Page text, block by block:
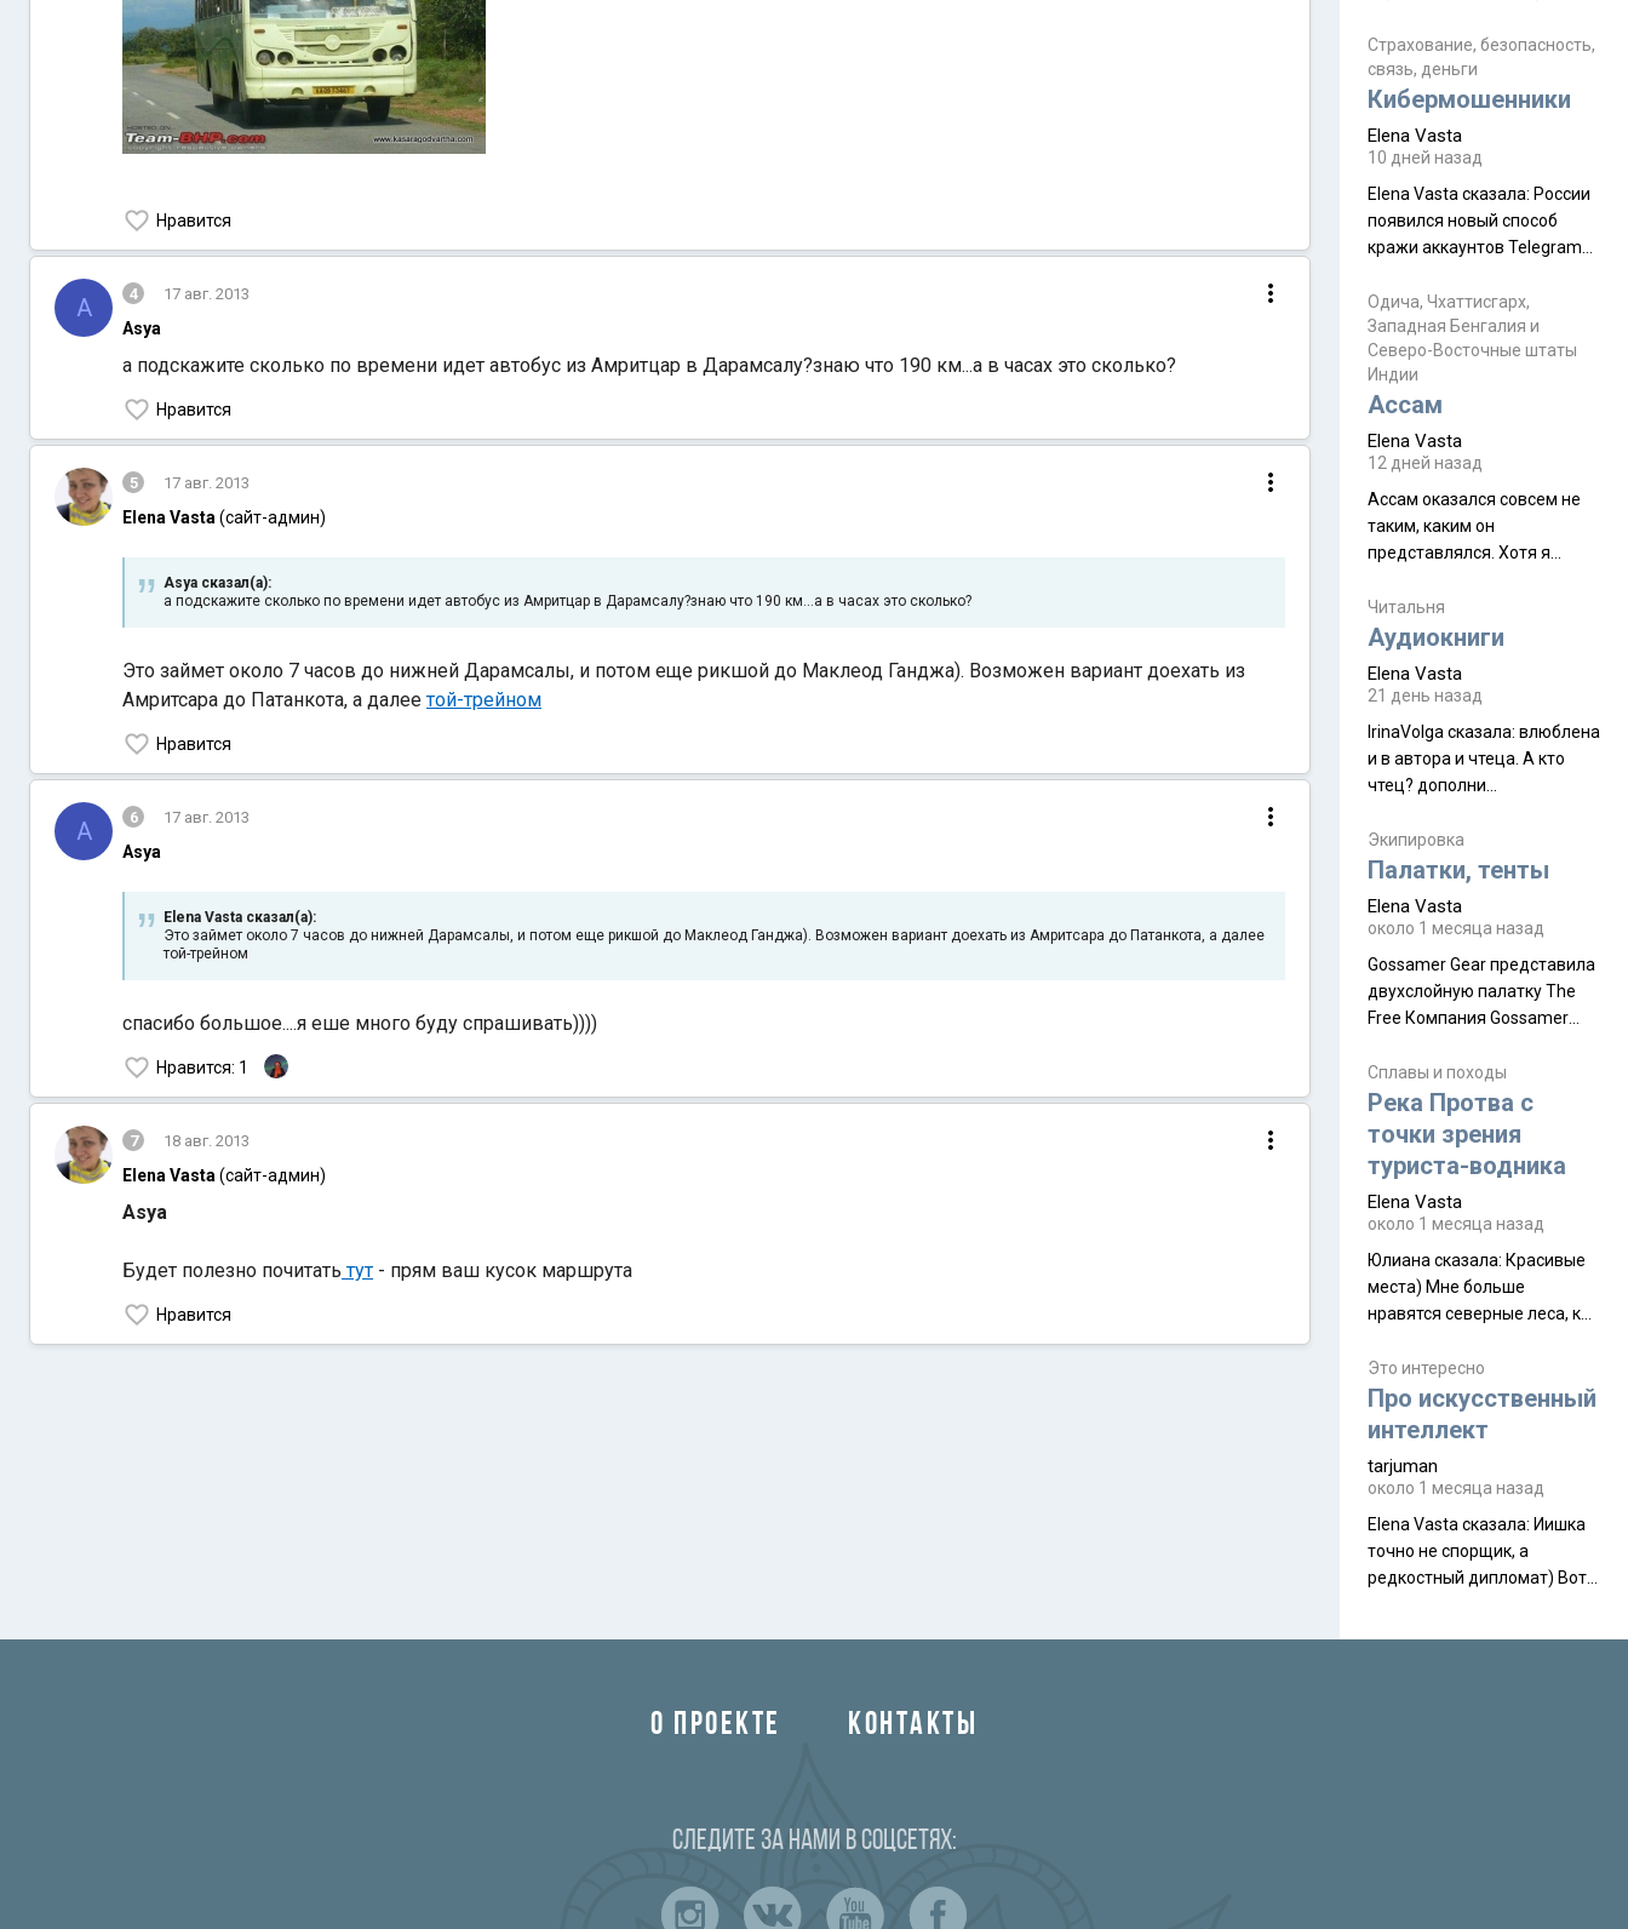
Нравится
A 4 17 авг. 2013
Asya
а подскажите сколько по времени идет автобус из Амритцар в Дарамсалу?знаю что 190 км...а в часах это сколько?
Нравится
5 17 авг. 2013
Elena Vasta (сайт-админ)
Asya сказал(а):
а подскажите сколько по времени идет автобус из Амритцар в Дарамсалу?знаю что 190 км...а в часах это сколько?
Это займет около 7 часов до нижней Дарамсалы, и потом еще рикшой до Маклеод Ганджа). Возможен вариант доехать из
Амритсара до Патанкота, а далеетой-трейном
Нравится
A 6 17 авг. 2013
Asya
Elena Vasta сказал(а):
Это займет около 7 часов до нижней Дарамсалы, и потом еще рикшой до Маклеод Ганджа). Возможен вариант доехать из Амритсара до Патанкота, а далее
той-трейном
спасибо большое....я еше много буду спрашивать))))
Нравится: 1
7 18 авг. 2013
Elena Vasta (сайт-админ)
Asya
Будет полезно почитать тут - прям ваш кусок маршрута
Нравится
заслужено, и чтобы попасть
на начало тропы показали
водителю карту, иначе
Пошли туда, потому что я
отзывов. По мне – сплошная
физуха, долгий спуск, потом
подъем по этому же пути.
Пока
Страхование, безопасность,
связь, деньги
Кибермошенники
Elena Vasta
10 дней назад
Elena Vasta сказалa: России
появился новый способ
кражи аккаунтов Telegram
Прочитайте! У моих двух
знакомых вот так увели
аккаунты
Одича, Чхаттисгарх,
Западная Бенгалия и
Северо-Восточные штаты
Индии
Ассам
Elena Vasta
12 дней назад
Ассам оказался совсем не
таким, каким он
представлялся. Хотя я
краешек, но все же схватила
ауру штата, как-то он меня
природа, мягкие
такая как бы переходная
ступень между привычной
нам Индией и остальными
надеюсь увидеть.
Читальня
Аудиокниги
Elena Vasta
21 день назад
IrinaVolga сказалa: влюблена
и в автора и чтеца. А кто
чтец? дополни
Экипировка
Палатки, тенты
Elena Vasta
около 1 месяца назад
Gossamer Gear представила
двухслойную палатку The
Free Компания Gossamer
туристическую палатку The
Free, которая стала первой
ультралегкой моделью в
ассортименте
производителя. Новинка
получила двухслойную
конструкцию с отдельным
внешним тентом и сетчатой
внутренней палаткой, а ее
комплектации составляет
около 845 г. Палатка весит
менее
Сплавы и походы
Река Протва с
точки зрения
туриста-водника
Elena Vasta
около 1 месяца назад
Юлиана сказалa: Красивые
места) Мне больше
нравятся северные леса, как
южной тайги
Это интересно
Про искусственный
интеллект
tarjuman
около 1 месяца назад
Elena Vasta сказалa: Иишка
точно не спорщик, а
редкостный дипломат) Вот,
О ПРОЕКТЕ КОНТАКТЫ
Следите за нами в соцсетях: